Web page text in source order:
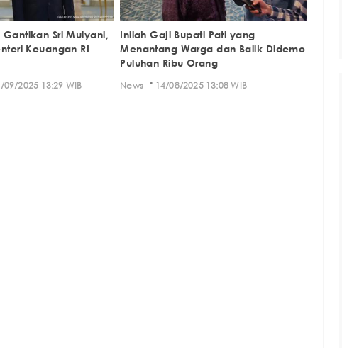
Gantikan Sri Mulyani,
Keuangan RI
09/2025 13:29 WIB
Inilah Gaji Bupati Pati yang
Menantang Warga dan Balik Didemo
Puluhan Ribu Orang
News · 14/08/2025 13:08 WIB